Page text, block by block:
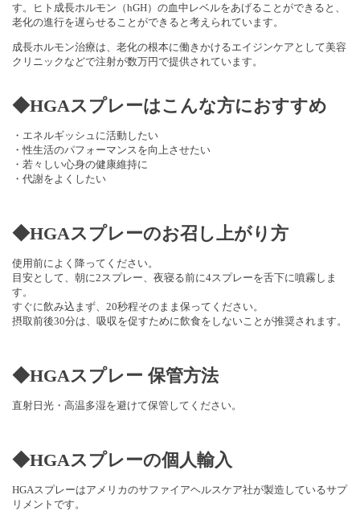
す。ヒト成長ホルモン（hGH）の血中レベルをあげることができると、
老化の進行を遅らせることができると考えられています。
成長ホルモン治療は、老化の根本に働きかけるエイジンケアとして美容
クリニックなどで注射が数万円で提供されています。
◆HGAスプレーはこんな方におすすめ
・エネルギッシュに活動したい
・性生活のパフォーマンスを向上させたい
・若々しい心身の健康維持に
・代謝をよくしたい
◆HGAスプレーのお召し上がり方
使用前によく降ってください。
目安として、朝に2スプレー、夜寝る前に4スプレーを舌下に噴霧しま
す。
すぐに飲み込まず、20秒程そのまま保ってください。
摂取前後30分は、吸収を促すために飲食をしないことが推奨されます。
◆HGAスプレー 保管方法
直射日光・高温多湿を避けて保管してください。
◆HGAスプレーの個人輸入
HGAスプレーはアメリカのサファイアヘルスケア社が製造しているサプ
リメントです。